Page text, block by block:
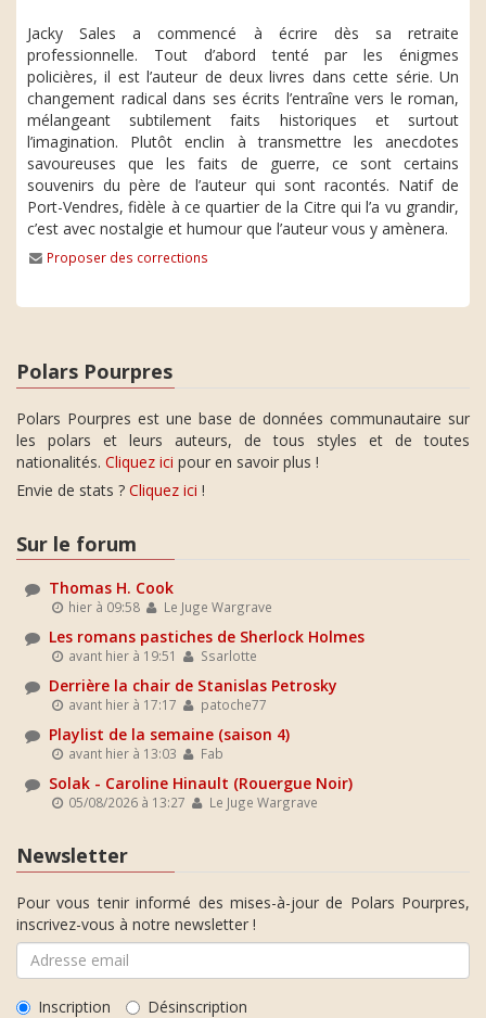
Jacky Sales a commencé à écrire dès sa retraite
professionnelle. Tout d’abord tenté par les énigmes
policières, il est l’auteur de deux livres dans cette série. Un
changement radical dans ses écrits l’entraîne vers le roman,
mélangeant subtilement faits historiques et surtout
l’imagination. Plutôt enclin à transmettre les anecdotes
savoureuses que les faits de guerre, ce sont certains
souvenirs du père de l’auteur qui sont racontés. Natif de
Port-Vendres, fidèle à ce quartier de la Citre qui l’a vu grandir,
c’est avec nostalgie et humour que l’auteur vous y amènera.
Proposer des corrections
Polars Pourpres
Polars Pourpres est une base de données communautaire sur
les polars et leurs auteurs, de tous styles et de toutes
nationalités. Cliquez ici pour en savoir plus !
Envie de stats ? Cliquez ici !
Sur le forum
Thomas H. Cook
hier à 09:58 Le Juge Wargrave
Les romans pastiches de Sherlock Holmes
avant hier à 19:51 Ssarlotte
Derrière la chair de Stanislas Petrosky
avant hier à 17:17 patoche77
Playlist de la semaine (saison 4)
avant hier à 13:03 Fab
Solak - Caroline Hinault (Rouergue Noir)
05/08/2026 à 13:27 Le Juge Wargrave
Newsletter
Pour vous tenir informé des mises-à-jour de Polars Pourpres,
inscrivez-vous à notre newsletter !
Inscription Désinscription